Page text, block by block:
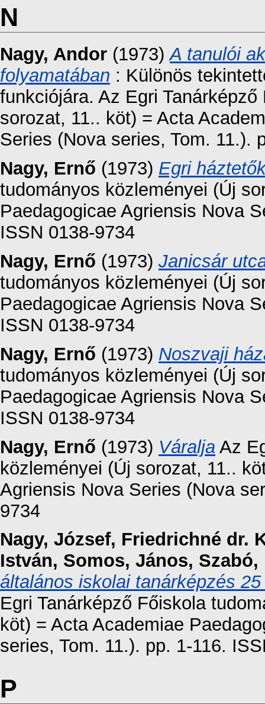
N
Nagy, Andor (1973)A tanulói
folyamatában : Különös
funkciójára. Az Egri
sorozat, 11.. köt) = Acta
Series (Nova series, Tom. 11.).
Nagy, Ernő (1973) Egri
tudományos közleményei (Új
Paedagogicae Agriensis Nova
ISSN 0138-9734
Nagy, Ernő (1973) Janicsár
tudományos közleményei (Új
Paedagogicae Agriensis Nova
ISSN 0138-9734
Nagy, Ernő (1973) Noszvaji
tudományos közleményei (Új
Paedagogicae Agriensis Nova
ISSN 0138-9734
Nagy, Ernő (1973) Váralja Az
közleményei (Új sorozat, 11..
Agriensis Nova Series (Nova
9734
Nagy, József, Friedrichné dr.
István, Somos, János, Szabó,
általános iskolai tanárképzés
Egri Tanárképző Főiskola
köt) = Acta Academiae
series, Tom. 11.). pp. 1-116.
P